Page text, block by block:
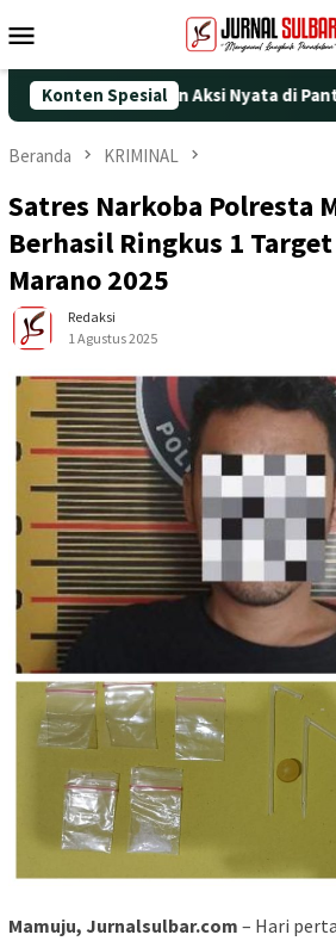
ke
Mobile
Konten Spesial
ke-25 dengan Aksi Nyata di Pantai
Beranda KRIMINAL
Satres Narkoba Polresta
Berhasil Ringkus 1
Marano 2025
Redaksi
1 Agustus 2025
Mamuju, Jurnalsulbar.com – Hari